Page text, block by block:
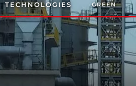
TECHNOLOGIES GREEN